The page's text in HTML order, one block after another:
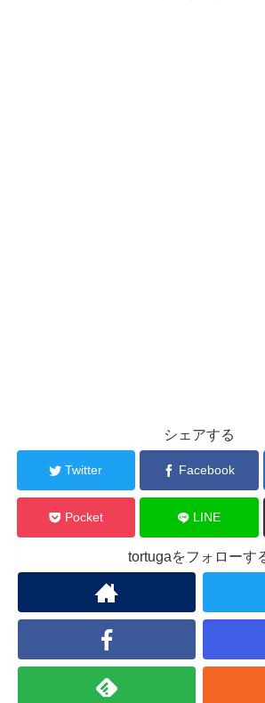
シェアする
Twitter Facebook
Pocket LINE
tortugaをフォローす